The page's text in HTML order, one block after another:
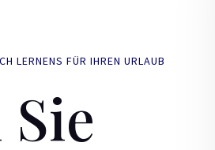
LERNENS FÜR IHREN URLAUB